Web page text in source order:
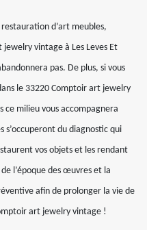
d’art meubles,
vintage à Les Leves Et
pas. De plus, si vous
le 33220 Comptoir art jewelry
milieu vous accompagnera
s’occuperont du diagnostic qui
vos objets et les rendant
l’époque des œuvres et la
afin de prolonger la vie de
art jewelry vintage !